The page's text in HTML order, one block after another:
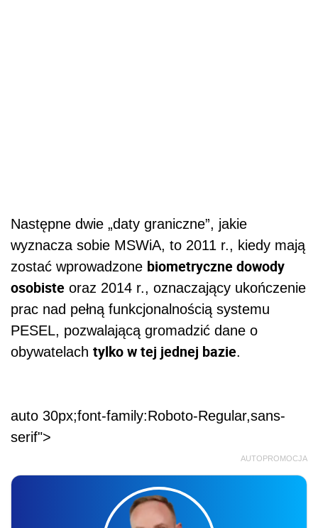
Następne dwie „daty graniczne”, jakie
wyznacza sobie MSWiA, to 2011 r., kiedy mają
zostać wprowadzone biometryczne dowody
osobiste oraz 2014 r., oznaczający ukończenie
prac nad pełną funkcjonalnością systemu
PESEL, pozwalającą gromadzić dane o
obywatelach tylko w tej jednej bazie.
auto 30px;font-family:Roboto-Regular,sans-
serif">
AUTOPROMOCJA